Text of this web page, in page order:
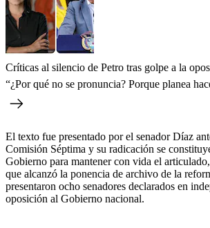
Críticas al silencio de Petro tras golpe a la
“¿Por qué no se pronuncia? Porque planea
El texto fue presentado por el senador Díaz
Comisión Séptima y su radicación se
Gobierno para mantener con vida el
que alcanzó la ponencia de archivo de la
presentaron ocho senadores declarados en
oposición al Gobierno nacional.